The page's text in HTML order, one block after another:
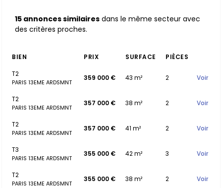
15 annonces similaires dans le même secteur avec
des critères proches.
BIEN PRIX SURFACE
PIÈCES
T2
PARIS 13EME ARDSMNT
359 000 € 43 m² 2 Voir
T2
PARIS 13EME ARDSMNT
357 000 € 38 m² 2 Voir
T2
PARIS 13EME ARDSMNT
357 000 € 41 m² 2 Voir
T3
PARIS 13EME ARDSMNT
355 000 € 42 m² 3 Voir
T2
PARIS 13EME ARDSMNT
355 000 € 38 m² 2 Voir